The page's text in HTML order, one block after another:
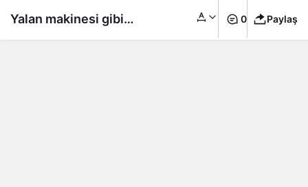
Yalan makinesi gibi 0 Paylaş